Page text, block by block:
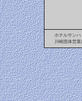
ホテルサン
川崎団体営